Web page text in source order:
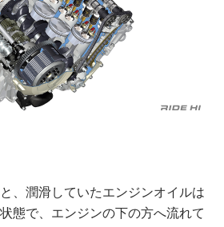
、潤滑していたエンジンオイルは
態で、エンジンの下の方へ流れて